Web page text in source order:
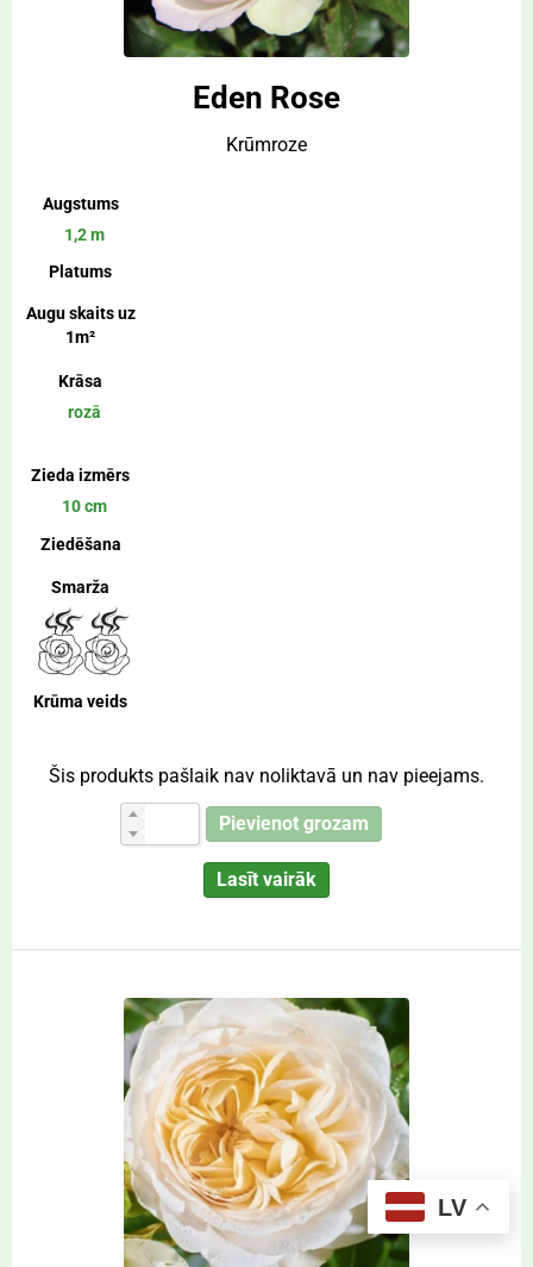
Eden Rose
Krūmroze
Augstums
1,2 m
Platums
Augu skaits uz
1m²
Krāsa
rozā
Zieda izmērs
10 cm
Ziedēšana
Smarža
Krūma veids
Šis produkts pašlaik nav noliktavā un nav pieejams.
Pievienot grozam
Lasīt vairāk
LV